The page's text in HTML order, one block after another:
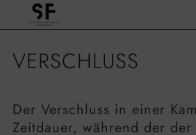
Inhalt
VERSCHLUSS
Der Verschluss in einer
Zeitdauer, während der der